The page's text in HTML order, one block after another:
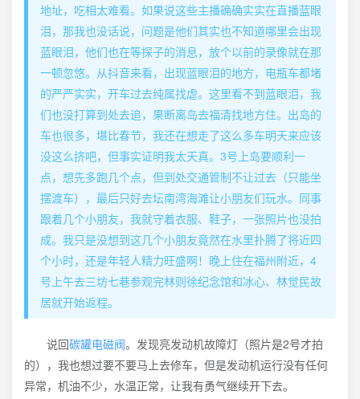
地址，吃相太难看。如果说这些主播确确实实在直播蓝眼
泪，那我也没话说，问题是他们其实也不知道哪里会出现
蓝眼泪，他们也在等探子的消息，放个以前的录像就在那
一顿忽悠。从抖音来看，出现蓝眼泪的地方，电瓶车都堵
的严严实实，开车过去纯属找虐。这里看不到蓝眼泪，我
们也没打算到处去追，果断离岛去福清找地方住。出岛的
车也很多，堪比春节，我还在想走了这么多车明天来应该
没这么挤吧，但事实证明我太天真。3号上岛要顺利一
点，想先多跑几个点，但到处交通管制不让过去（只能坐
摆渡车），最后只好去坛南湾海滩让小朋友们玩水。同事
跟着几个小朋友，我就守着衣服、鞋子，一张照片也没拍
成。我只是没想到这几个小朋友竟然在水里扑腾了将近四
个小时，还是年轻人精力旺盛啊！晚上住在福州附近，4
号上午去三坊七巷参观完林则徐纪念馆和冰心、林觉民故
居就开始返程。
说回碳罐电磁阀。发现亮发动机故障灯（照片是2号才拍
的），我也想过要不要马上去修车，但是发动机运行没有任何
异常，机油不少，水温正常，让我有勇气继续开下去。